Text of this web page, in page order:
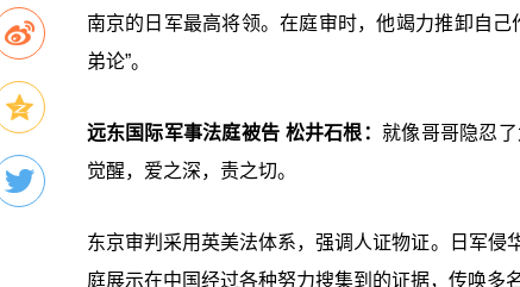
南京的日军最高将领。在庭审时，他竭力推卸自
弟论”。
远东国际军事法庭被告 松井石根：就像哥哥隐忍
觉醒，爱之深，责之切。
东京审判采用英美法体系，强调人证物证。日军侵
庭展示在中国经过各种努力搜集到的证据，传唤多